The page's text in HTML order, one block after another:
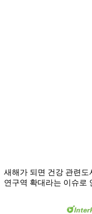
새해가 되면 건강 관련도
연구역 확대라는 이슈로